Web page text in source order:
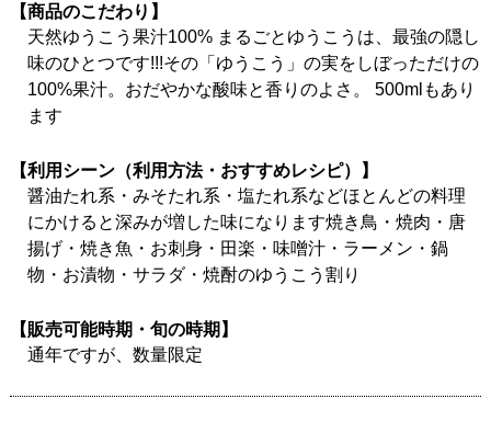
【商品のこだわり】
天然ゆうこう果汁100% まるごとゆうこうは、最強の隠し
味のひとつです!!!その「ゆうこう」の実をしぼっただけの
100%果汁。おだやかな酸味と香りのよさ。 500mlもあり
ます
【利用シーン（利用方法・おすすめレシピ）】
醤油たれ系・みそたれ系・塩たれ系などほとんどの料理
にかけると深みが増した味になります焼き鳥・焼肉・唐
揚げ・焼き魚・お刺身・田楽・味噌汁・ラーメン・鍋
物・お漬物・サラダ・焼酎のゆうこう割り
【販売可能時期・旬の時期】
通年ですが、数量限定